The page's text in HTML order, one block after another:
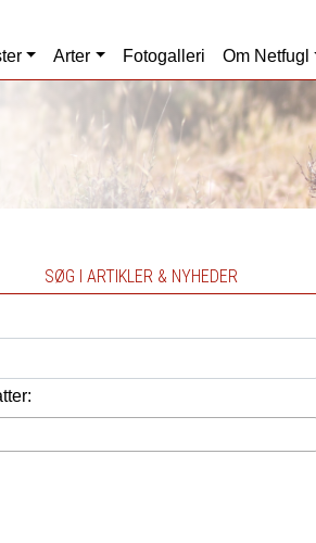
Arter Fotogalleri Om Netfugl
SØG I ARTIKLER & NYHEDER